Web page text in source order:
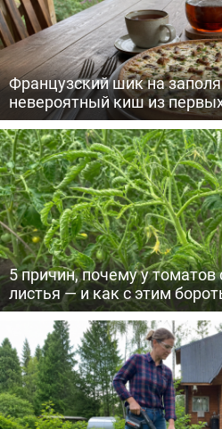
Французский шик на
невероятный киш из
5 причин, почему у
листья — и как с этим